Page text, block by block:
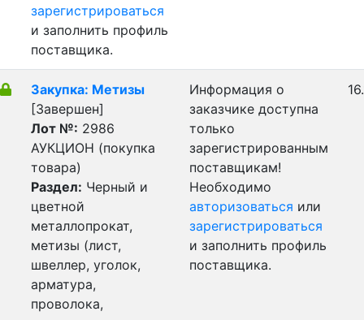
зарегистрироваться
и заполнить профиль
поставщика.
Закупка: Метизы
[Завершен]
Лот №: 2986
АУКЦИОН (покупка
товара)
Раздел: Черный и
цветной
металлопрокат,
метизы (лист,
швеллер, уголок,
арматура,
проволока,
Информация о
заказчике доступна
только
зарегистрированным
поставщикам!
Необходимо
авторизоваться или
зарегистрироваться
и заполнить профиль
поставщика.